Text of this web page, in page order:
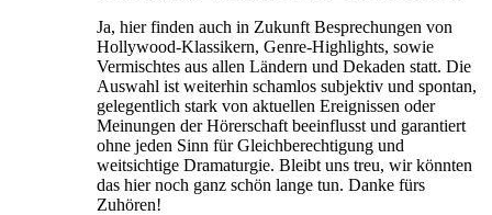
Ja, hier finden auch in Zukunft Besprechungen von
Hollywood-Klassikern, Genre-Highlights, sowie
Vermischtes aus allen Ländern und Dekaden statt. Die
Auswahl ist weiterhin schamlos subjektiv und spontan,
gelegentlich stark von aktuellen Ereignissen oder
Meinungen der Hörerschaft beeinflusst und garantiert
ohne jeden Sinn für Gleichberechtigung und
weitsichtige Dramaturgie. Bleibt uns treu, wir könnten
das hier noch ganz schön lange tun. Danke fürs
Zuhören!